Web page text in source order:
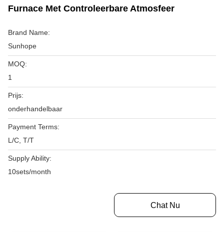
Furnace Met Controleerbare Atmosfeer
Brand Name:
Sunhope
MOQ:
1
Prijs:
onderhandelbaar
Payment Terms:
L/C, T/T
Supply Ability:
10sets/month
Chat Nu